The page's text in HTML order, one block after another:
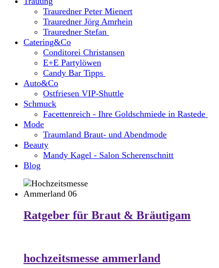
Trauredner Peter Mienert
Trauredner Jörg Amrhein
Trauredner Stefan
Catering&Co
Conditorei Christansen
E+E Partylöwen
Candy Bar Tipps
Auto&Co
Ostfriesen VIP-Shuttle
Schmuck
Facettenreich - Ihre Goldschmiede in Rastede
Mode
Traumland Braut- und Abendmode
Beauty
Mandy Kagel - Salon Scherenschnitt
Blog
Ratgeber für Braut & Bräutigam
hochzeitsmesse ammerland